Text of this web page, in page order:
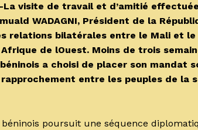
La visite de travail et d’amitié
WADAGNI, Président de la
relations bilatérales entre le Mali et le
de lOuest. Moins de trois
a choisi de placer son mandat
entre les peuples de la
poursuit une séquence